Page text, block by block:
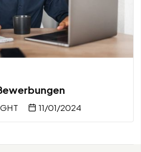
11/01/2024